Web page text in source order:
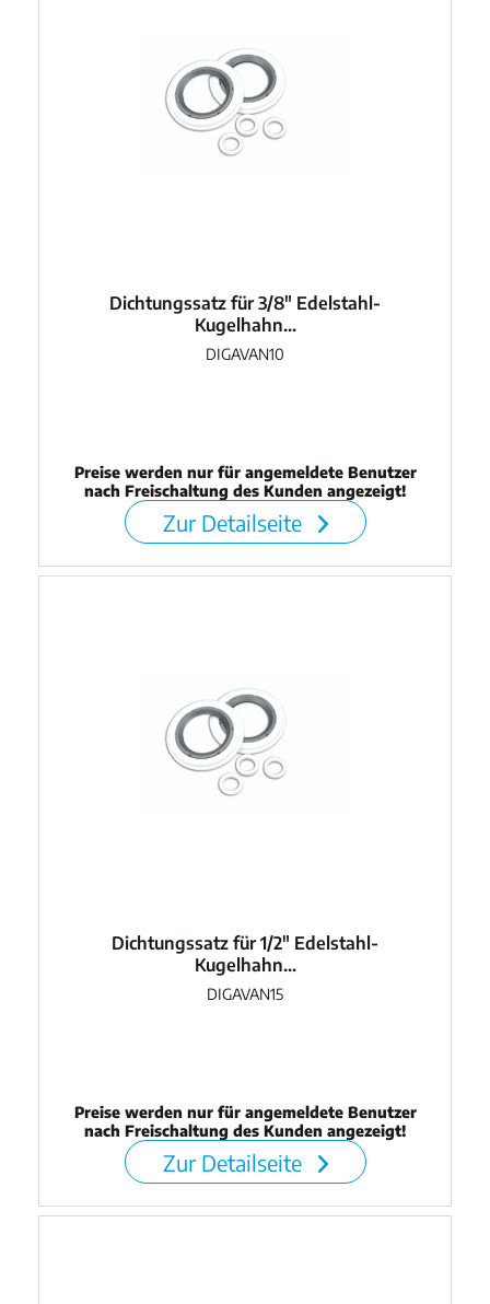
Dichtungssatz für 3/8" Edelstahl-
Kugelhahn...
DIGAVAN10
Preise werden nur für angemeldete Benutzer
nach Freischaltung des Kunden angezeigt!
Zur Detailseite
Dichtungssatz für 1/2" Edelstahl-
Kugelhahn...
DIGAVAN15
Preise werden nur für angemeldete Benutzer
nach Freischaltung des Kunden angezeigt!
Zur Detailseite